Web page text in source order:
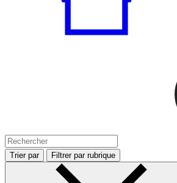
Trier par Filtrer par rubrique